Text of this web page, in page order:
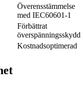
Överensstämmelse
med IEC60601-1
Förbättrat
överspänningsskydd
Kostnadsoptimerad